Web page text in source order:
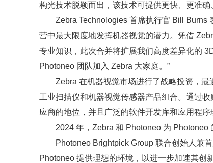
构光技术脱颖而出，该技术可提供更快、更准
Zebra Technologies 首席执行官 Bill Burns
营中最大限度地发挥机器视觉的潜力。凭借
专业知识，此次合并将扩展我们高度差异化的
Photoneo 团队加入 Zebra 大家庭。”
Zebra 在机器视觉市场进行了战略投资，
工业扫描仪和机器视觉传感器产品组合。通过
应商的地位，并且广泛的软件开发库和应用程序
2024 年，Zebra 和 Photoneo 为 Photoneo
Photoneo Brightpick Group 联合创始人兼
Photoneo 提供理想的环境，以进一步加速其创